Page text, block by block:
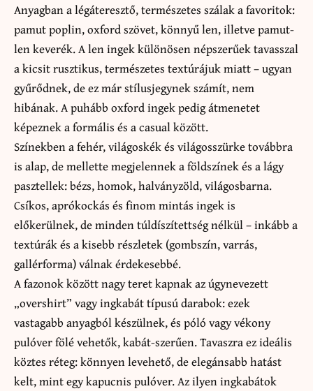
Anyagban a légáteresztő, természetes szálak a favoritok:
pamut poplin, oxford szövet, könnyű len, illetve pamut-
len keverék. A len ingek különösen népszerűek tavasszal
a kicsit rusztikus, természetes textúrájuk miatt – ugyan
gyűrődnek, de ez már stílusjegynek számít, nem
hibának. A puhább oxford ingek pedig átmenetet
képeznek a formális és a casual között.
Színekben a fehér, világoskék és világosszürke továbbra
is alap, de mellette megjelennek a földszínek és a lágy
pasztellek: bézs, homok, halványzöld, világosbarna.
Csíkos, aprókockás és finom mintás ingek is
előkerülnek, de minden túldíszítettség nélkül – inkább a
textúrák és a kisebb részletek (gombszín, varrás,
gallérforma) válnak érdekesebbé.
A fazonok között nagy teret kapnak az úgynevezett
„overshirt” vagy ingkabát típusú darabok: ezek
vastagabb anyagból készülnek, és póló vagy vékony
pulóver fölé vehetők, kabát-szerűen. Tavaszra ez ideális
köztes réteg: könnyen levehető, de elegánsabb hatást
kelt, mint egy kapucnis pulóver. Az ilyen ingkabátok